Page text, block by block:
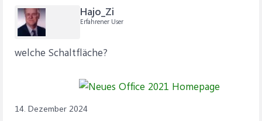
Hajo_Zi
Erfahrener User
welche Schaltfläche?
14. Dezember 2024